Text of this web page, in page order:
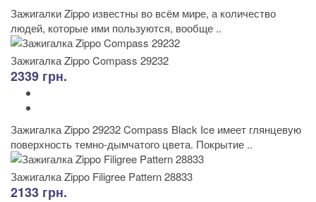
Зажигалки Zippo известны во всём мире, а количество
людей, которые ими пользуются, вообще ..
Зажигалка Zippo Compass 29232
2339 грн.
Зажигалка Zippo 29232 Compass Black Ice имеет глянцевую
поверхность темно-дымчатого цвета. Покрытие ..
Зажигалка Zippo Filigree Pattern 28833
2133 грн.